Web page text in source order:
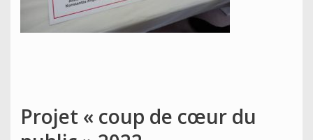
Projet « coup de cœur du